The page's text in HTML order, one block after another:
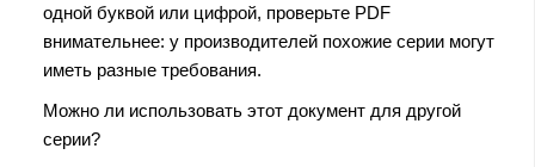
одной буквой или цифрой, проверьте PDF
внимательнее: у производителей похожие серии могут
иметь разные требования.
Можно ли использовать этот документ для другой
серии?